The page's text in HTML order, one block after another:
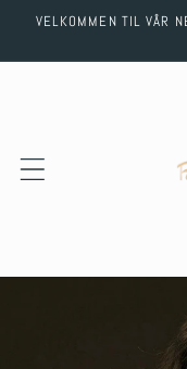
Skip to
VELKOMMEN TIL VÅR